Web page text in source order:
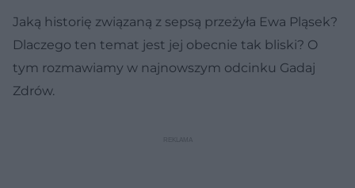
Jaką historię związaną z sepsą przeżyła Ewa Pląsek?
Dlaczego ten temat jest jej obecnie tak bliski? O
tym rozmawiamy w najnowszym odcinku Gadaj
Zdrów.